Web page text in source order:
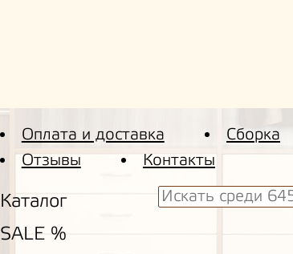
Оплата и доставка Сборка
Отзывы
Контакты
Каталог
SALE %